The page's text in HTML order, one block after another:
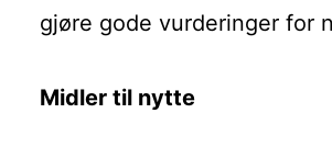
gjøre gode vurderinger for
Midler til nytte